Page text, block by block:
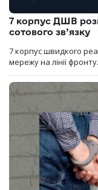
7 корпус ДШВ
сотового зв’язку
7 корпус швидкого
мережу на лінії фронту.